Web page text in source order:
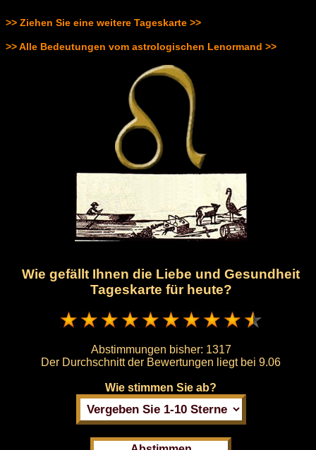
>> Ziehen Sie eine weitere Tageskarte >>
>> Alle Bedeutungen vom astrologischen Lenormand >>
Wie gefällt Ihnen die Liebe und Gesundheit
Tageskarte für heute?
Abstimmungen bisher: 1317
Der Durchschnitt der Bewertungen liegt bei 9.06
Wie stimmen Sie ab?